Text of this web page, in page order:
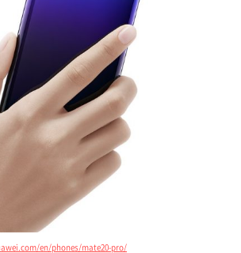
en/phones/mate20-pro/